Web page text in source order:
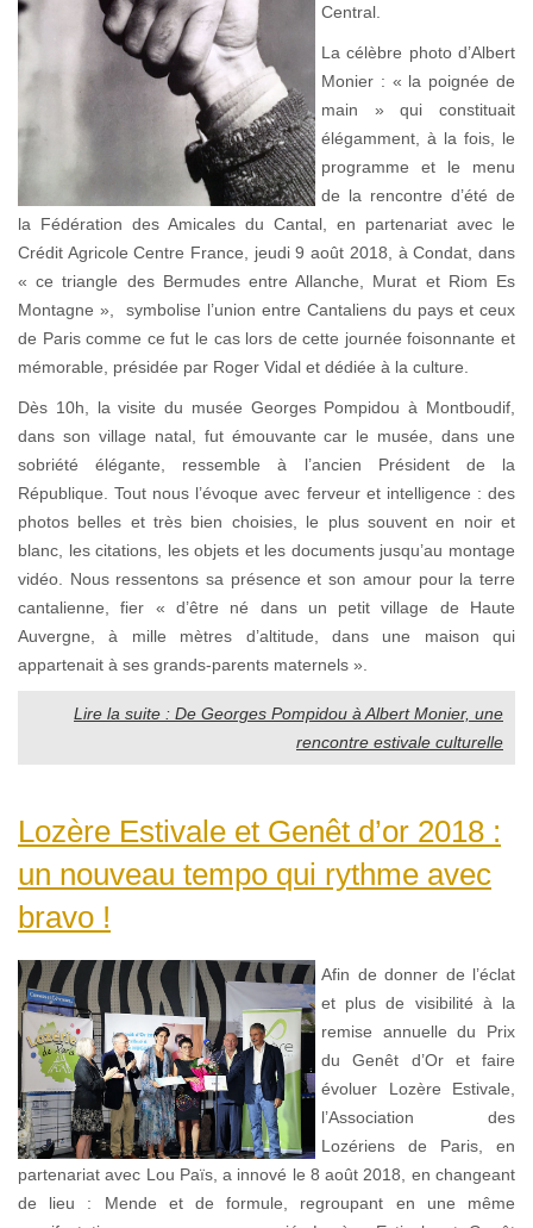
Central.
La célèbre photo d’Albert
Monier : « la poignée de
main » qui constituait
élégamment, à la fois, le
programme et le menu
de la rencontre d’été de
la Fédération des Amicales du Cantal, en partenariat avec le
Crédit Agricole Centre France, jeudi 9 août 2018, à Condat, dans
« ce triangle des Bermudes entre Allanche, Murat et Riom Es
Montagne », symbolise l’union entre Cantaliens du pays et ceux
de Paris comme ce fut le cas lors de cette journée foisonnante et
mémorable, présidée par Roger Vidal et dédiée à la culture.
Dès 10h, la visite du musée Georges Pompidou à Montboudif,
dans son village natal, fut émouvante car le musée, dans une
sobriété élégante, ressemble à l’ancien Président de la
République. Tout nous l’évoque avec ferveur et intelligence : des
photos belles et très bien choisies, le plus souvent en noir et
blanc, les citations, les objets et les documents jusqu’au montage
vidéo. Nous ressentons sa présence et son amour pour la terre
cantalienne, fier « d’être né dans un petit village de Haute
Auvergne, à mille mètres d’altitude, dans une maison qui
appartenait à ses grands-parents maternels ».
Lire la suite : De Georges Pompidou à Albert Monier, une
rencontre estivale culturelle
Lozère Estivale et Genêt d’or 2018 :
un nouveau tempo qui rythme avec
bravo !
Afin de donner de l’éclat
et plus de visibilité à la
remise annuelle du Prix
du Genêt d’Or et faire
évoluer Lozère Estivale,
l’Association des
Lozériens de Paris, en
partenariat avec Lou Païs, a innové le 8 août 2018, en changeant
de lieu : Mende et de formule, regroupant en une même